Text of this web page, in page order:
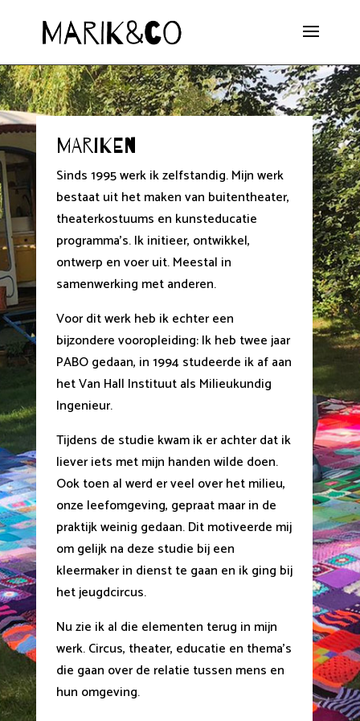
MARIKEN
Sinds 1995 werk ik zelfstandig. Mijn werk
bestaat uit het maken van buitentheater,
theaterkostuums en kunsteducatie
programma’s. Ik initieer, ontwikkel,
ontwerp en voer uit. Meestal in
samenwerking met anderen.
Voor dit werk heb ik echter een
bijzondere vooropleiding: Ik heb twee jaar
PABO gedaan, in 1994 studeerde ik af aan
het Van Hall Instituut als Milieukundig
Ingenieur.
Tijdens de studie kwam ik er achter dat ik
liever iets met mijn handen wilde doen.
Ook toen al werd er veel over het milieu,
onze leefomgeving, gepraat maar in de
praktijk weinig gedaan. Dit motiveerde mij
om gelijk na deze studie bij een
kleermaker in dienst te gaan en ik ging bij
het jeugdcircus.
Nu zie ik al die elementen terug in mijn
werk. Circus, theater, educatie en thema’s
die gaan over de relatie tussen mens en
hun omgeving.